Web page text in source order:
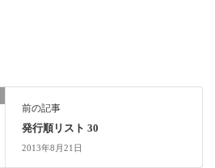
前の記事
発行順リスト 30
2013年8月21日